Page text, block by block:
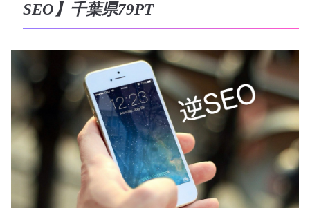
SEO】千葉県79PT